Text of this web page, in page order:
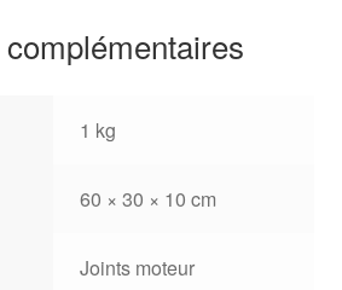
1 kg
60 × 30 × 10 cm
Joints moteur